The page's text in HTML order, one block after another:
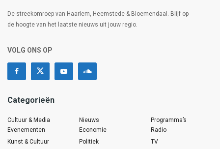
De streekomroep van Haarlem, Heemstede & Bloemendaal. Blijf op
de hoogte van het laatste nieuws uit jouw regio.
VOLG ONS OP
Categorieën
Cultuur & Media
Evenementen
Kunst & Cultuur
Nieuws
Economie
Politiek
Programma’s
Radio
TV